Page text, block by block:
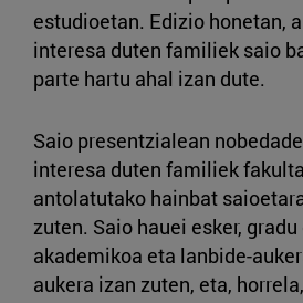
estudioetan. Edizio honetan,
interesa duten familiek saio
parte hartu ahal izan dute.
Saio presentzialean
interesa duten familiek
antolatutako hainbat
zuten. Saio hauei esker,
akademikoa eta lanbide-
aukera izan zuten, eta,